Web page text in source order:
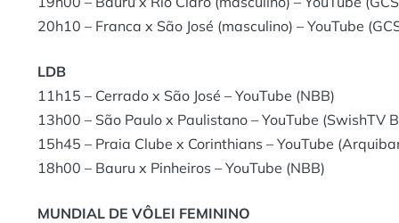
20h10 – Franca x São José (masculino) – YouTube
LDB
11h15 – Cerrado x São José – YouTube (NBB)
13h00 – São Paulo x Paulistano – YouTube (SwishTV
15h45 – Praia Clube x Corinthians – YouTube
18h00 – Bauru x Pinheiros – YouTube (NBB)
MUNDIAL DE VÔLEI FEMININO